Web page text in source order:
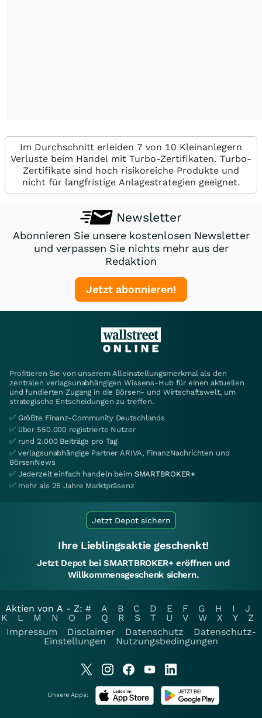
Im Durchschnitt erleiden 7 von 10 Kleinanlegern
Verluste beim Handel mit Turbo-Zertifikaten. Turbo-
Zertifikate sind hoch risikoreiche Produkte und
nicht für langfristige Anlagestrategien geeignet.
Newsletter
Abonnieren Sie unsere kostenlosen Newsletter
und verpassen Sie nichts mehr aus der
Redaktion
Jetzt abonnieren!
Profitieren Sie von unserem Alleinstellungsmerkmal als den
zentralen verlagsunabhängigen Wissens-Hub für einen aktuellen
und fundierten Zugang in die Börsen- und Wirtschaftswelt, um
strategische Entscheidungen zu treffen.
✅ Größte Finanz-Community Deutschlands
✅ über 550.000 registrierte Nutzer
✅ rund 2.000 Beiträge pro Tag
✅ verlagsunabhängige Partner ARIVA, FinanzNachrichten und
BörsenNews
✅ Jederzeit einfach handeln beim SMARTBROKER+
✅ mehr als 25 Jahre Marktpräsenz
Jetzt Depot sichern
Ihre Lieblingsaktie geschenkt!
Jetzt Depot bei SMARTBROKER+ eröffnen und
Willkommensgeschenk sichern.
Aktien von A - Z: # A B C D E F G H I
J
K
L M N O P Q R S T U V W X Y
Z
Impressum
Disclaimer Datenschutz
Datenschutz-
Einstellungen
Nutzungsbedingungen
Unsere Apps: